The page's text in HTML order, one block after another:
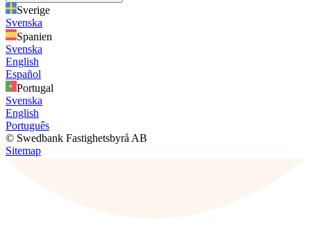
Sverige
Svenska
Spanien
Svenska
English
Español
Portugal
Svenska
English
Português
© Swedbank Fastighetsbyrå AB
Sitemap